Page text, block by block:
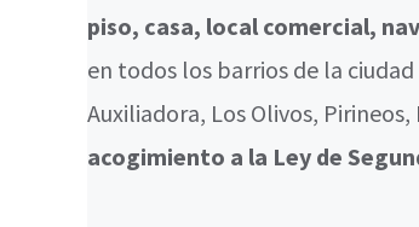
piso, casa, local comercial,
en todos los barrios de la
Auxiliadora, Los Olivos,
acogimiento a la Ley de